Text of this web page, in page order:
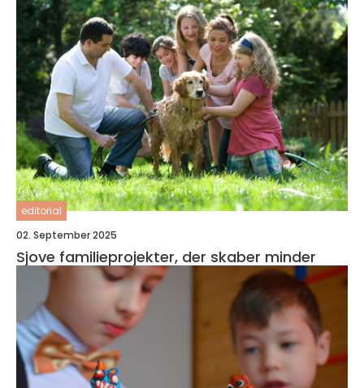
editorial
02. September 2025
Sjove familieprojekter, der skaber minder